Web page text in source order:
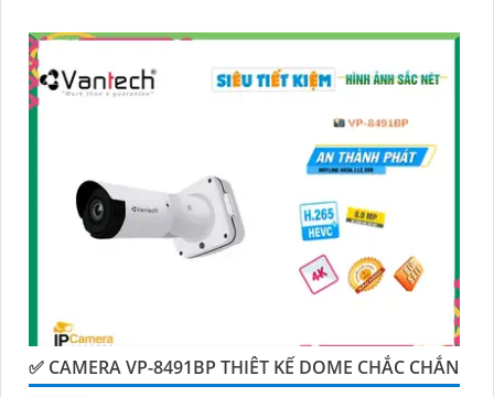
✅ CAMERA VP-8491BP THIÊT KẾ DOME CHẮC CHẮN